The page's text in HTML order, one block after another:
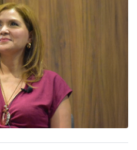
en el país. Al respecto, informó
aproximadamente 300 forman
millón de empleos y superando los
que cerca del 80% de las franquicias
que refuerza el papel como
y medianas empresas
este modelo no se limita a grandes
abarca negocios cotidianos que
la población, como cafeterías,
que uno de los principales
la profesionalización del sector
y vinculación institucional.